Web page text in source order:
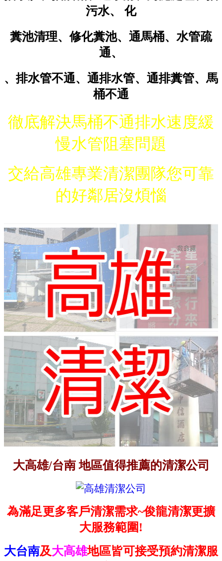
污水、 化
糞池清理、修化糞池、通馬桶、水管疏
通、
、排水管不通、通排水管、通排糞管、馬
桶不通
徹底解決馬桶不通排水速度緩
慢水管阻塞問題
交給高雄專業清潔團隊您可靠
的好鄰居沒煩惱
大高雄/台南 地區值得推薦的清潔公司
為滿足更多客戶清潔需求~俊龍清潔更擴
大服務範圍!
大台南及大高雄地區皆可接受預約清潔服